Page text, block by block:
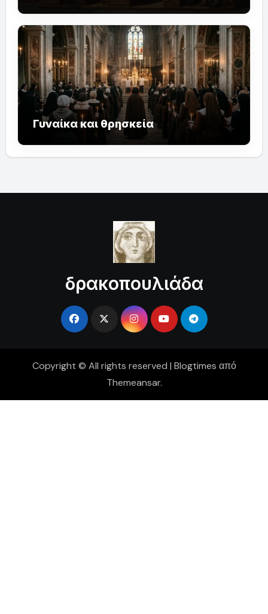
Γυναίκα και θρησκεία
δρακοπουλιάδα
Copyright © All rights reserved | Blogtimes από
Themeansar.